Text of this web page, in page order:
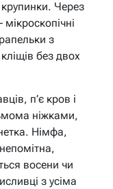
Через
з
без двох
п’є кров і
ніжками,
Німфа,
восени чи
з усіма